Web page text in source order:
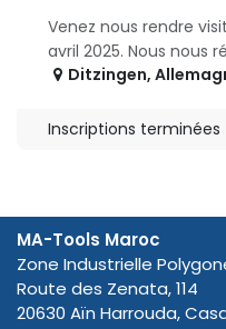
Venez nous rendre
avril 2025. Nous nous
Ditzingen,
Inscriptions terminées
MA-Tools Maroc
Zone Industrielle
Route des Zenata, 114
20630 Aïn Harrouda,